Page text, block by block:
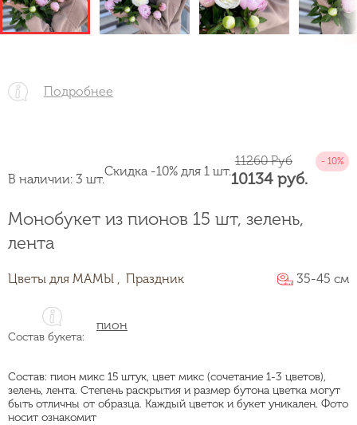
Подробнее
Монобукет из пионов 15 шт, зелень,
лента
Цветы для МАМЫ , Праздник 35-45 см
Состав букета:
пион
Состав: пион микс 15 штук, цвет микс (сочетание 1-3 цветов),
зелень, лента. Степень раскрытия и размер бутона цветка могут
быть отличны от образца. Каждый цветок и букет уникален. Фото
носит ознакомит
В наличии: 3 шт.
Скидка -10% для 1 шт.10134 руб.
11260 Руб